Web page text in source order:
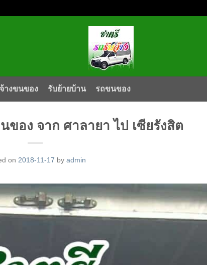
างขนของ รับย้ายบ้าน รถขนของ
ของ จาก ศาลายา ไป เซียรังสิต
on 2018-11-17 by admin